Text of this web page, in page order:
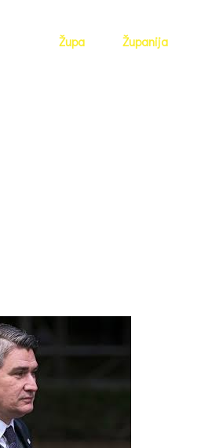
Župa Županija